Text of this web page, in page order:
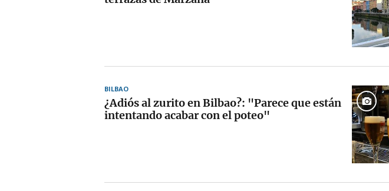
BILBAO
¿Adiós al zurito en Bilbao?: "Parece que están
intentando acabar con el poteo"